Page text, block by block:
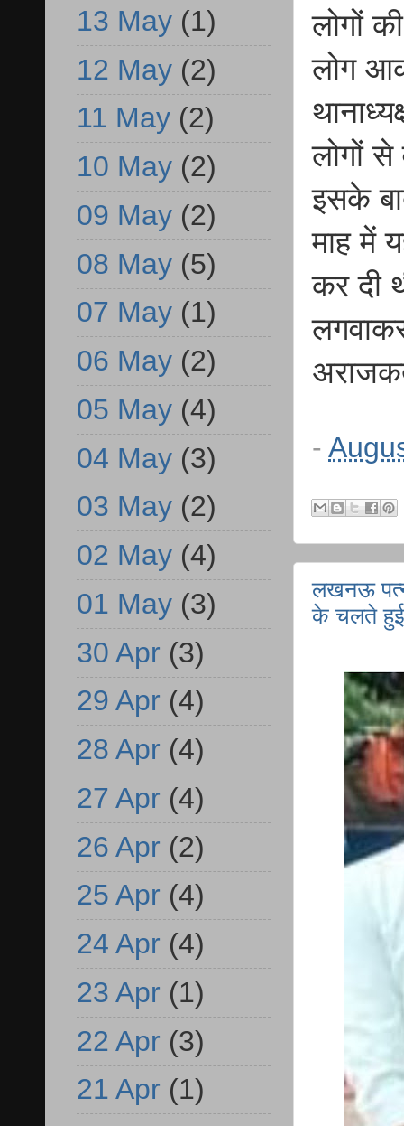
लोगों
लोग
लोगों से
इसके
माह में
कर दी
-
लखनऊ
के चलते हुई
13 May (1)
12 May (2)
11 May (2)
10 May (2)
09 May (2)
08 May (5)
07 May (1)
06 May (2)
05 May (4)
04 May (3)
03 May (2)
02 May (4)
01 May (3)
30 Apr (3)
29 Apr (4)
28 Apr (4)
27 Apr (4)
26 Apr (2)
25 Apr (4)
24 Apr (4)
23 Apr (1)
22 Apr (3)
21 Apr (1)